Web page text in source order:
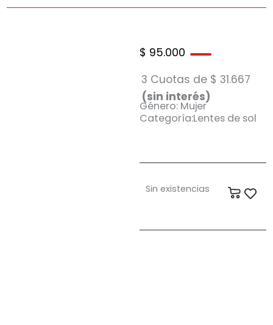
$ 95.000
3 Cuotas de $ 31.667
(sin interés)
Género: Mujer
Categoría:Lentes de sol
Sin existencias